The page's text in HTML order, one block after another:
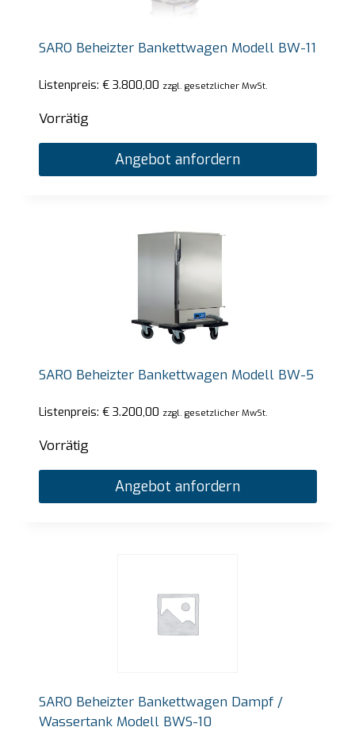
SARO Beheizter Bankettwagen Modell BW-11
Listenpreis: €3.800,00 zzgl. gesetzlicher MwSt.
Vorrätig
Angebot anfordern
SARO Beheizter Bankettwagen Modell BW-5
Listenpreis: €3.200,00 zzgl. gesetzlicher MwSt.
Vorrätig
Angebot anfordern
SARO Beheizter Bankettwagen Dampf /
Wassertank Modell BWS-10